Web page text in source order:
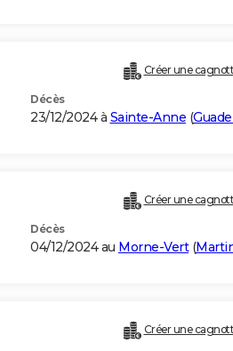
Créer une
Décès
23/12/2024 à Sainte-Anne (
Créer une
Décès
04/12/2024 au Morne-Vert(
Créer une